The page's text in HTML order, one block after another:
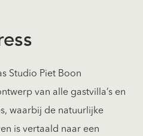
Studio Piet Boon
van alle gastvilla’s en
waarbij de natuurlijke
is vertaald naar een